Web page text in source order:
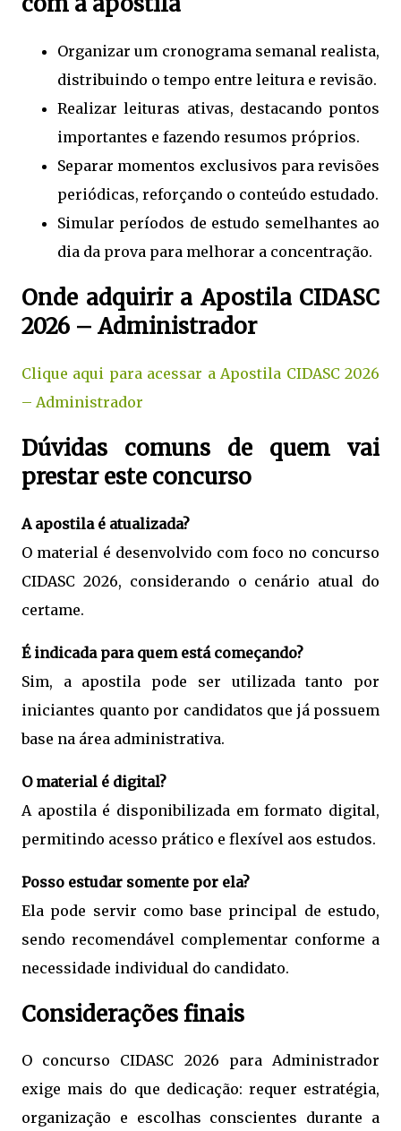
Organizar um cronograma semanal realista,
distribuindo o tempo entre leitura e revisão.
Realizar leituras ativas, destacando pontos
importantes e fazendo resumos próprios.
Separar momentos exclusivos para revisões
periódicas, reforçando o conteúdo estudado.
Simular períodos de estudo semelhantes ao
dia da prova para melhorar a concentração.
Onde adquirir a Apostila CIDASC
2026 – Administrador
Clique aqui para acessar a Apostila CIDASC 2026
– Administrador
Dúvidas comuns de quem vai
prestar este concurso
A apostila é atualizada?
O material é desenvolvido com foco no concurso
CIDASC 2026, considerando o cenário atual do
certame.
É indicada para quem está começando?
Sim, a apostila pode ser utilizada tanto por
iniciantes quanto por candidatos que já possuem
base na área administrativa.
O material é digital?
A apostila é disponibilizada em formato digital,
permitindo acesso prático e flexível aos estudos.
Posso estudar somente por ela?
Ela pode servir como base principal de estudo,
sendo recomendável complementar conforme a
necessidade individual do candidato.
Considerações finais
O concurso CIDASC 2026 para Administrador
exige mais do que dedicação: requer estratégia,
organização e escolhas conscientes durante a